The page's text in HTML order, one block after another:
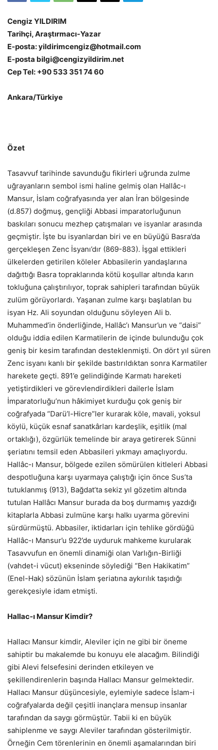
Cengiz YILDIRIM
Tarihçi, Araştırmacı-Yazar
E-posta: yildirimcengiz@hotmail.com
E-posta bilgi@cengizyildirim.net
Cep Tel: +90 533 351 74 60
Ankara/Türkiye
Özet
Tasavvuf tarihinde savunduğu fikirleri uğrunda zulme
uğrayanların sembol ismi haline gelmiş olan Hallâc-ı
Mansur, İslam coğrafyasında yer alan İran bölgesinde
(d.857) doğmuş, gençliği Abbasi imparatorluğunun
baskıları sonucu mezhep çatışmaları ve isyanlar arasında
geçmiştir. İşte bu isyanlardan biri ve en büyüğü Basra’da
gerçekleşen Zenc İsyanı’dır (869-883). İşgal ettikleri
ülkelerden getirilen köleler Abbasilerin yandaşlarına
dağıttığı Basra topraklarında kötü koşullar altında karın
tokluğuna çalıştırılıyor, toprak sahipleri tarafından büyük
zulüm görüyorlardı. Yaşanan zulme karşı başlatılan bu
isyan Hz. Ali soyundan olduğunu söyleyen Ali b.
Muhammed’in önderliğinde, Hallâc’ı Mansur’un ve “daisi”
olduğu iddia edilen Karmatilerin de içinde bulunduğu çok
geniş bir kesim tarafından desteklenmişti. On dört yıl süren
Zenc isyanı kanlı bir şekilde bastırıldıktan sonra Karmatiler
harekete geçti. 891’e gelindiğinde Karmatı hareketi
yetiştirdikleri ve görevlendirdikleri dailerle İslam
İmparatorluğu’nun hâkimiyet kurduğu çok geniş bir
coğrafyada “Darü’l-Hicre”ler kurarak köle, mavali, yoksul
köylü, küçük esnaf sanatkârları kardeşlik, eşitlik (mal
ortaklığı), özgürlük temelinde bir araya getirerek Sünni
şeriatını temsil eden Abbasileri yıkmayı amaçlıyordu.
Hallâc-ı Mansur, bölgede ezilen sömürülen kitleleri Abbasi
despotluğuna karşı uyarmaya çalıştığı için önce Sus’ta
tutuklanmış (913), Bağdat’ta sekiz yıl gözetim altında
tutulan Hallâcı Mansur burada da boş durmamış yazdığı
kitaplarla Abbasi zulmüne karşı halkı uyarma görevini
sürdürmüştü. Abbasiler, iktidarları için tehlike gördüğü
Hallâc-ı Mansur’u 922’de uyduruk mahkeme kurularak
Tasavvufun en önemli dinamiği olan Varlığın-Birliği
(vahdet-i vücut) ekseninde söylediği “Ben Hakikatim”
(Enel-Hak) sözünün İslam şeriatına aykırılık taşıdığı
gerekçesiyle idam etmişti.
Hallac-ı Mansur Kimdir?
Hallacı Mansur kimdir, Aleviler için ne gibi bir öneme
sahiptir bu makalemde bu konuyu ele alacağım. Bilindiği
gibi Alevi felsefesini derinden etkileyen ve
şekillendirenlerin başında Hallacı Mansur gelmektedir.
Hallacı Mansur düşüncesiyle, eylemiyle sadece İslam-i
coğrafyalarda değil çeşitli inançlara mensup insanlar
tarafından da saygı görmüştür. Tabii ki en büyük
sahiplenme ve saygı Aleviler tarafından gösterilmiştir.
Örneğin Cem törenlerinin en önemli aşamalarından biri